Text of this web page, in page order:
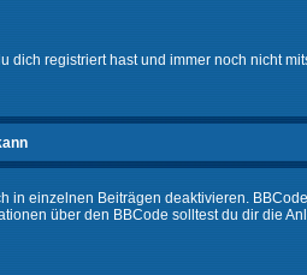
registriert hast und immer noch nicht
einzelnen Beiträgen deaktivieren.
über den BBCode solltest du dir die